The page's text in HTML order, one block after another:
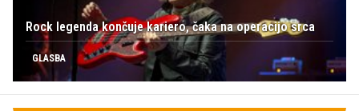
Rock legenda končuje kariero, čaka na operacijo srca
GLASBA